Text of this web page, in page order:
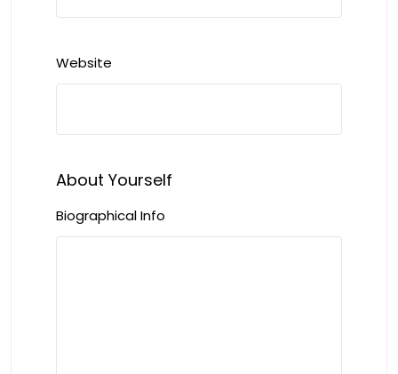
Website
About Yourself
Biographical Info